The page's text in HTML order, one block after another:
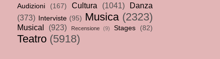
Audizioni (167) Cultura (1041)
Danza
(373)
Interviste (95) Musica (2323)
Musical (923) Recensione (9) Stages (82)
Teatro (5918)